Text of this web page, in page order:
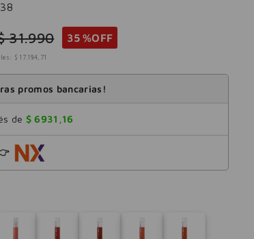
31.990 35 %OFF
$ 17.184, 71
promos bancarias!
de $ 6931 ,16